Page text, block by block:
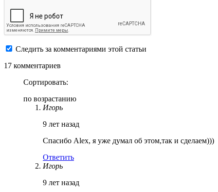
Следить за комментариями этой статьи
17 комментариев
Сортировать:
по возрастанию
Игорь
9 лет назад
Спасибо Alex, я уже думал об этом,так и сделаем)))
Ответить
Игорь
9 лет назад